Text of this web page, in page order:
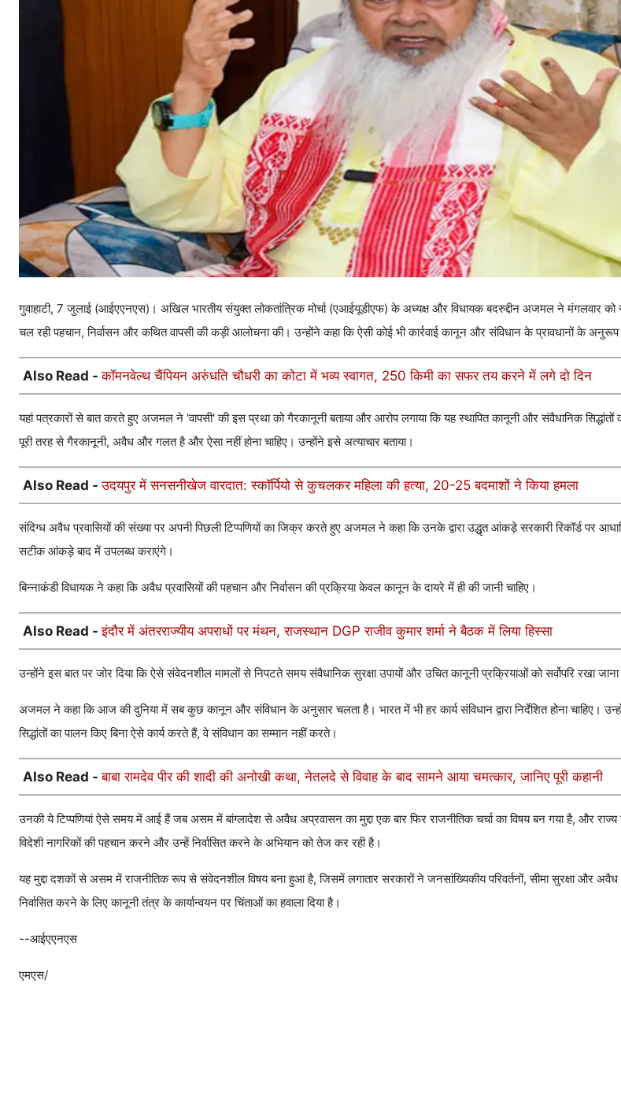
गुवाहाटी, 7 जुलाई (आईएएनएस)। अखिल भारतीय संयुक्त लोकतांत्रिक मोर्चा (एआईयूडीएफ) के अध्यक्ष और विधायक बदरुद्दीन अजमल ने मंगलवार को
चल रही पहचान, निर्वासन और कथित वापसी की कड़ी आलोचना की। उन्होंने कहा कि ऐसी कोई भी कार्रवाई कानून और संविधान के प्रावधानों के अनुरूप
Also Read -कॉमनवेल्थ चैंपियन अरुंधति चौधरी का कोटा में भव्य स्वागत, 250 किमी का सफर तय करने में लगे दो दिन
यहां पत्रकारों से बात करते हुए अजमल ने 'वापसी' की इस प्रथा को गैरकानूनी बताया और आरोप लगाया कि यह स्थापित कानूनी और संवैधानिक
पूरी तरह से गैरकानूनी, अवैध और गलत है और ऐसा नहीं होना चाहिए। उन्होंने इसे अत्याचार बताया।
Also Read -उदयपुर में सनसनीखेज वारदात: स्कॉर्पियो से कुचलकर महिला की हत्या, 20-25 बदमाशों ने किया हमला
संदिग्ध अवैध प्रवासियों की संख्या पर अपनी पिछली टिप्पणियों का जिक्र करते हुए अजमल ने कहा कि उनके द्वारा उद्धृत आंकड़े सरकारी रिकॉर्ड पर
सटीक आंकड़े बाद में उपलब्ध कराएंगे।
बिन्नाकंडी विधायक ने कहा कि अवैध प्रवासियों की पहचान और निर्वासन की प्रक्रिया केवल कानून के दायरे में ही की जानी चाहिए।
Also Read -इंदौर में अंतरराज्यीय अपराधों पर मंथन, राजस्थान DGP राजीव कुमार शर्मा ने बैठक में लिया हिस्सा
उन्होंने इस बात पर जोर दिया कि ऐसे संवेदनशील मामलों से निपटते समय संवैधानिक सुरक्षा उपायों और उचित कानूनी प्रक्रियाओं को सर्वोपरि रखा जाना
अजमल ने कहा कि आज की दुनिया में सब कुछ कानून और संविधान के अनुसार चलता है। भारत में भी हर कार्य संविधान द्वारा निर्देशित होना चाहिए।
सिद्धांतों का पालन किए बिना ऐसे कार्य करते हैं, वे संविधान का सम्मान नहीं करते।
Also Read -बाबा रामदेव पीर की शादी की अनोखी कथा, नेतलदे से विवाह के बाद सामने आया चमत्कार, जानिए पूरी कहानी
उनकी ये टिप्पणियां ऐसे समय में आई हैं जब असम में बांग्लादेश से अवैध अप्रवासन का मुद्दा एक बार फिर राजनीतिक चर्चा का विषय बन गया है, और
विदेशी नागरिकों की पहचान करने और उन्हें निर्वासित करने के अभियान को तेज कर रही है।
यह मुद्दा दशकों से असम में राजनीतिक रूप से संवेदनशील विषय बना हुआ है, जिसमें लगातार सरकारों ने जनसांख्यिकीय परिवर्तनों, सीमा सुरक्षा और
निर्वासित करने के लिए कानूनी तंत्र के कार्यान्वयन पर चिंताओं का हवाला दिया है।
--आईएएनएस
एमएस/